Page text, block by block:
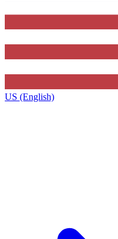
US (English)